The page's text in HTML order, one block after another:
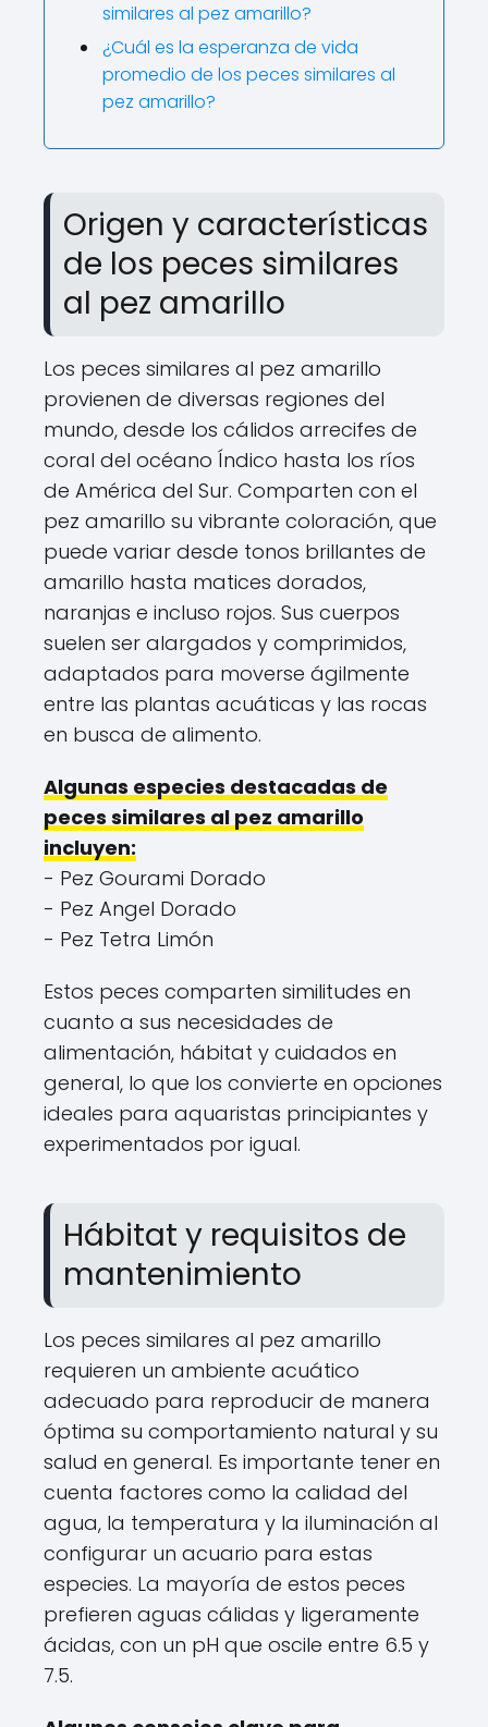
similares al pez amarillo?
¿Cuál es la esperanza de vida
promedio de los peces similares al
pez amarillo?
Origen y características
de los peces similares
al pez amarillo
Los peces similares al pez amarillo
provienen de diversas regiones del
mundo, desde los cálidos arrecifes de
coral del océano Índico hasta los ríos
de América del Sur. Comparten con el
pez amarillo su vibrante coloración, que
puede variar desde tonos brillantes de
amarillo hasta matices dorados,
naranjas e incluso rojos. Sus cuerpos
suelen ser alargados y comprimidos,
adaptados para moverse ágilmente
entre las plantas acuáticas y las rocas
en busca de alimento.
Algunas especies destacadas de
peces similares al pez amarillo
incluyen:
- Pez Gourami Dorado
- Pez Angel Dorado
- Pez Tetra Limón
Estos peces comparten similitudes en
cuanto a sus necesidades de
alimentación, hábitat y cuidados en
general, lo que los convierte en opciones
ideales para aquaristas principiantes y
experimentados por igual.
Hábitat y requisitos de
mantenimiento
Los peces similares al pez amarillo
requieren un ambiente acuático
adecuado para reproducir de manera
óptima su comportamiento natural y su
salud en general. Es importante tener en
cuenta factores como la calidad del
agua, la temperatura y la iluminación al
configurar un acuario para estas
especies. La mayoría de estos peces
prefieren aguas cálidas y ligeramente
ácidas, con un pH que oscile entre 6.5 y
7.5.